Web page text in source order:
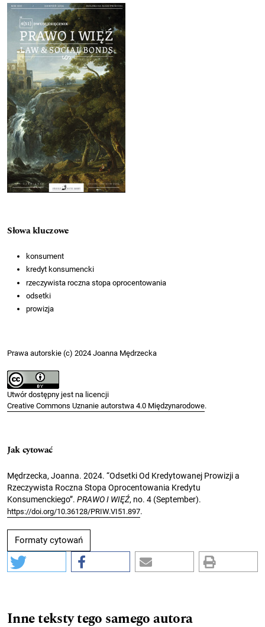
Cover image
Słowa kluczowe
konsument
kredyt konsumencki
rzeczywista roczna stopa oprocentowania
odsetki
prowizja
Prawa autorskie (c) 2024 Joanna Mędrzecka
Utwór dostępny jest na licencji
Creative Commons Uznanie autorstwa 4.0 Międzynarodowe.
Jak cytować
Mędrzecka, Joanna. 2024. “Odsetki Od Kredytowanej Prowizji a
Rzeczywista Roczna Stopa Oprocentowania Kredytu
Konsumenckiego”. PRAWO I WIĘŹ, no. 4 (September).
https://doi.org/10.36128/PRIW.VI51.897.
Formaty cytowań
Inne teksty tego samego autora